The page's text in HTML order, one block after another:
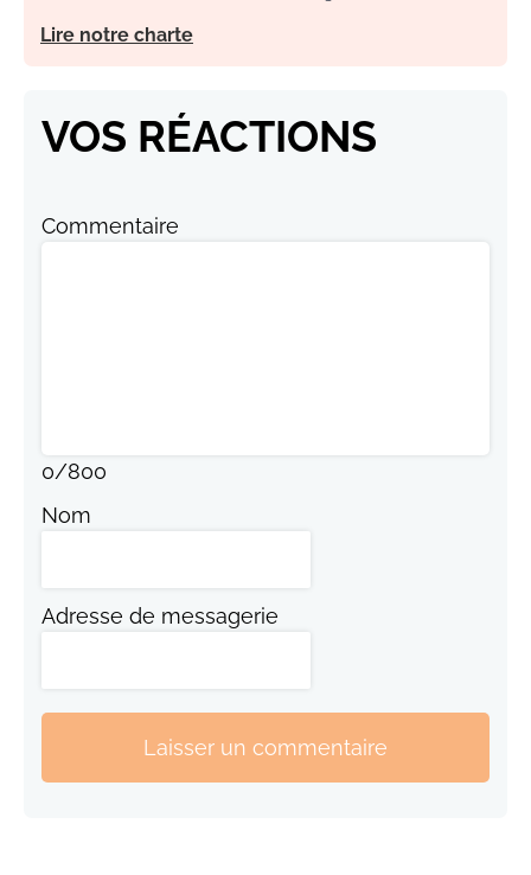
Lire notre charte
VOS RÉACTIONS
Commentaire
0/800
Nom
Adresse de messagerie
Laisser un commentaire